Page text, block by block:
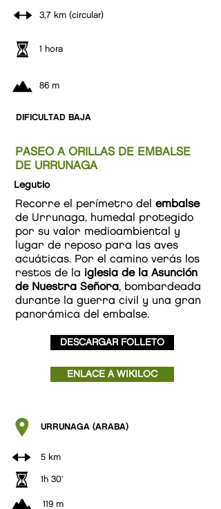
3,7 km (circular)
1 hora
86 m
DIFICULTAD BAJA
PASEO A ORILLAS DE EMBALSE
DE URRUNAGA
Legutio
Recorre el perímetro del embalse
de Urrunaga, humedal protegido
por su valor medioambiental y
lugar de reposo para las aves
acuáticas. Por el camino verás los
restos de la iglesia de la Asunción
de Nuestra Señora, bombardeada
durante la guerra civil y una gran
panorámica del embalse.
DESCARGAR FOLLETO
ENLACE A WIKILOC
URRUNAGA (ARABA)
5 km
1h 30'
119 m